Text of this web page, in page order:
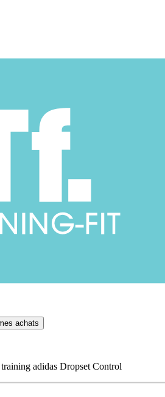
achats
training adidas Dropset Control